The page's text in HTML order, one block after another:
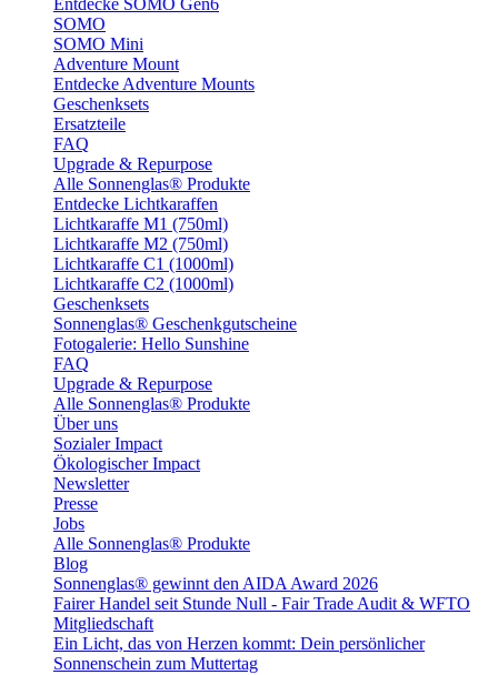
Entdecke SOMO Gen6
SOMO
SOMO Mini
Adventure Mount
Entdecke Adventure Mounts
Geschenksets
Ersatzteile
FAQ
Upgrade & Repurpose
Alle Sonnenglas® Produkte
Entdecke Lichtkaraffen
Lichtkaraffe M1 (750ml)
Lichtkaraffe M2 (750ml)
Lichtkaraffe C1 (1000ml)
Lichtkaraffe C2 (1000ml)
Geschenksets
Sonnenglas® Geschenkgutscheine
Fotogalerie: Hello Sunshine
FAQ
Upgrade & Repurpose
Alle Sonnenglas® Produkte
Über uns
Sozialer Impact
Ökologischer Impact
Newsletter
Presse
Jobs
Alle Sonnenglas® Produkte
Blog
Sonnenglas® gewinnt den AIDA Award 2026
Fairer Handel seit Stunde Null - Fair Trade Audit & WFTO
Mitgliedschaft
Ein Licht, das von Herzen kommt: Dein persönlicher
Sonnenschein zum Muttertag